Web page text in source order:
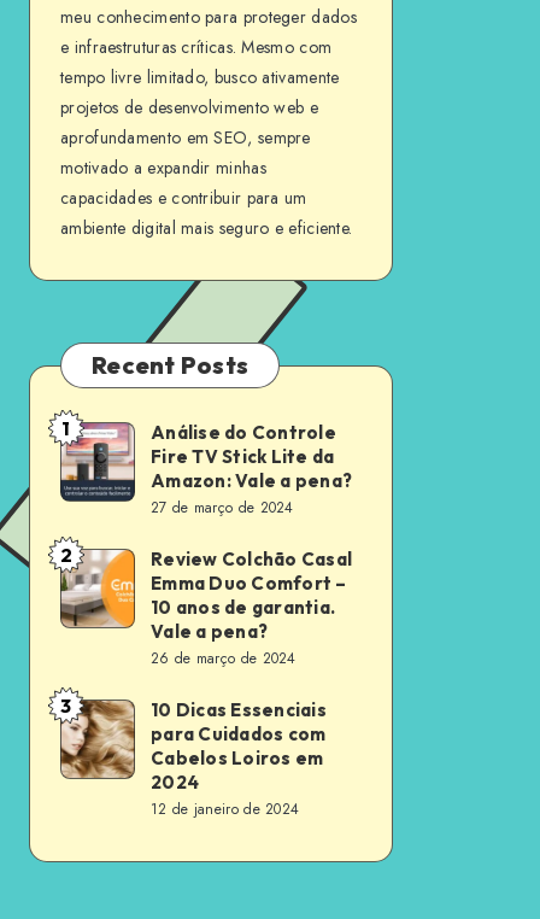
meu conhecimento para proteger dados
e infraestruturas críticas. Mesmo com
tempo livre limitado, busco ativamente
projetos de desenvolvimento web e
aprofundamento em SEO, sempre
motivado a expandir minhas
capacidades e contribuir para um
ambiente digital mais seguro e eficiente.
Recent Posts
Análise
do
Controle
Fire
TV
Stick
Amazon:
Vale
a
1
Análise do Controle
Fire TV Stick Lite da
Amazon: Vale a pena?
27 de março de 2024
Review
Colchão
Casal
Duo
Comfort
–
de
2
Review Colchão Casal
Emma Duo Comfort –
10 anos de garantia.
Vale a pena?
26 de março de 2024
10
Dicas
Essenciais
3
10 Dicas Essenciais
para Cuidados com
Cabelos Loiros em
2024
12 de janeiro de 2024